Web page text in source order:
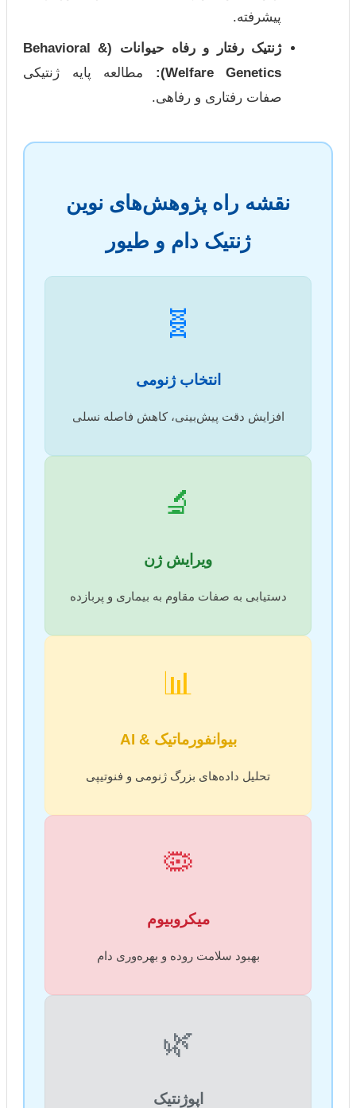
پیشرفته.
ژنتیک رفتار و رفاه حیوانات (Behavioral &
Welfare Genetics):
مطالعه پایه ژنتیکی
صفات رفتاری و رفاهی.
نقشه راه پژوهش‌های نوین
ژنتیک دام و طیور
🧬
انتخاب ژنومی
افزایش دقت پیش‌بینی، کاهش فاصله نسلی
🔬
ویرایش ژن
دستیابی به صفات مقاوم به بیماری و پربازده
📊
بیوانفورماتیک & AI
تحلیل داده‌های بزرگ ژنومی و فنوتیپی
🦠
میکروبیوم
بهبود سلامت روده و بهره‌وری دام
🌿
اپوژنتیک